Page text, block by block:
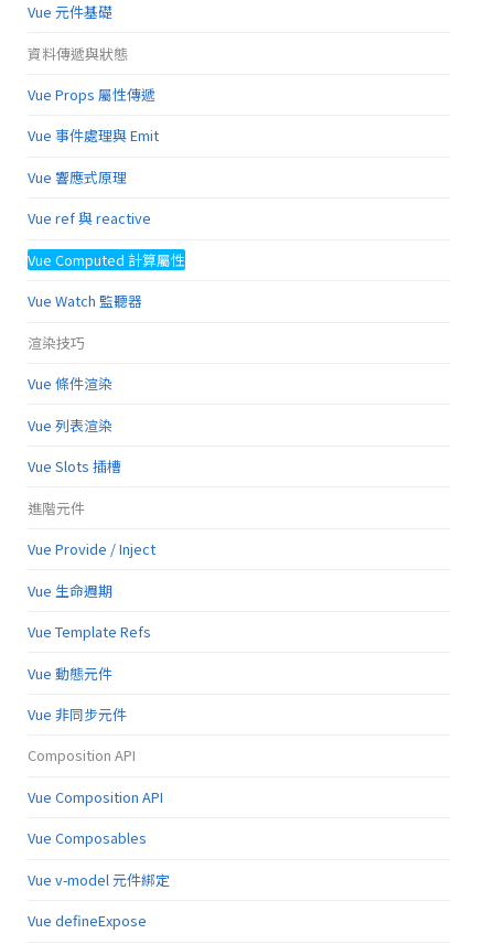
Vue 元件基礎
資料傳遞與狀態
Vue Props 屬性傳遞
Vue 事件處理與 Emit
Vue 響應式原理
Vue ref 與 reactive
Vue Computed 計算屬性
Vue Watch 監聽器
渲染技巧
Vue 條件渲染
Vue 列表渲染
Vue Slots 插槽
進階元件
Vue Provide / Inject
Vue 生命週期
Vue Template Refs
Vue 動態元件
Vue 非同步元件
Composition API
Vue Composition API
Vue Composables
Vue v-model 元件綁定
Vue defineExpose